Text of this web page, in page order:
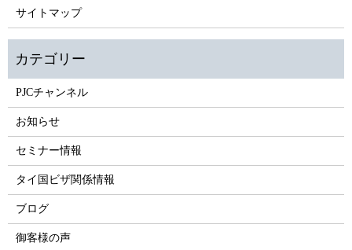
サイトマップ
PJCチャンネル
お知らせ
セミナー情報
タイ国ビザ関係情報
ブログ
御客様の声